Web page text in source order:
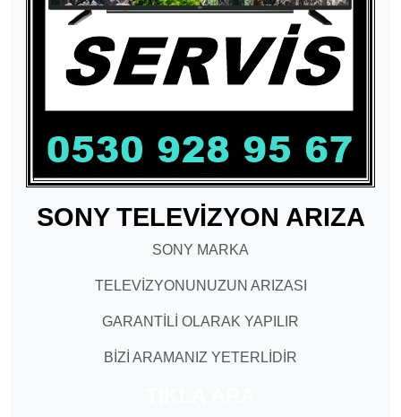
SONY TELEVİZYON ARIZA
SONY MARKA
TELEVİZYONUNUZUN ARIZASI
GARANTİLİ OLARAK YAPILIR
BİZİ ARAMANIZ YETERLİDİR